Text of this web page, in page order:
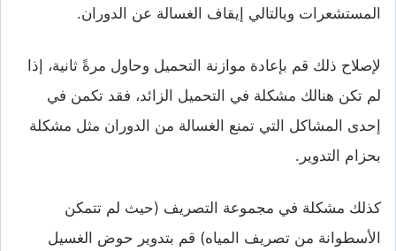
المستشعرات وبالتالي إيقاف الغسالة عن الدوران.
لإصلاح ذلك قم بإعادة موازنة التحميل وحاول مرةً ثانية، إذا
لم تكن هنالك مشكلة في التحميل الزائد، فقد تكمن في
إحدى المشاكل التي تمنع الغسالة من الدوران مثل مشكلة
بحزام التدوير.
كذلك مشكلة في مجموعة التصريف (حيث لم تتمكن
الأسطوانة من تصريف المياه) قم بتدوير حوض الغسيل